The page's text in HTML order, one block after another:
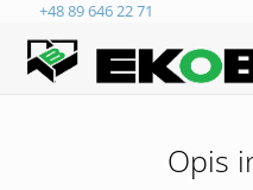
+48 89 646 22 71
Opis